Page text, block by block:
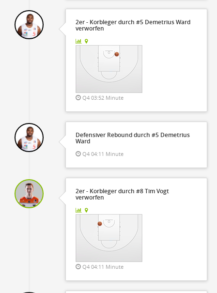
2er - Korbleger durch #5 Demetrius Ward
verworfen
Q4 03:52 Minute
Defensiver Rebound durch #5 Demetrius
Ward
Q4 04:11 Minute
2er - Korbleger durch #8 Tim Vogt
verworfen
Q4 04:11 Minute